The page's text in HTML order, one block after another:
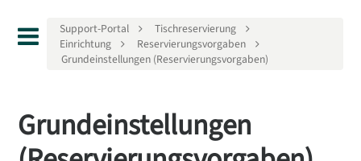
Support-Portal
Tischreservierung
Einrichtung
Reservierungsvorgaben
Grundeinstellungen (Reservierungsvorgaben)
Grundeinstellungen